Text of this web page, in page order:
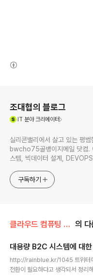
조대협의 블로그
IT 분야 크리에이터
실리콘밸리에서 살고 있는 평
bwcho75골뱅이지메일 닷컴.
스템, 빅데이터 설계,
한 기술 멘토링과 강의 진행합니다.
https://www.linkedin.com/
구독하기
클라우드 컴퓨팅 & NoSQL/개인 클라우드 의 다
대용량 B2C 시스템에 대
http://rainblue.kr/1045 트위터에
전환이 필요하다고 생각되서 정리